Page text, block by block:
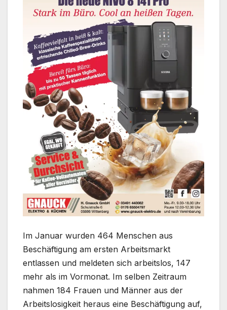
Im Januar wurden 464 Menschen aus
Beschäftigung am ersten Arbeitsmarkt
entlassen und meldeten sich arbeitslos, 147
mehr als im Vormonat. Im selben Zeitraum
nahmen 184 Frauen und Männer aus der
Arbeitslosigkeit heraus eine Beschäftigung auf,